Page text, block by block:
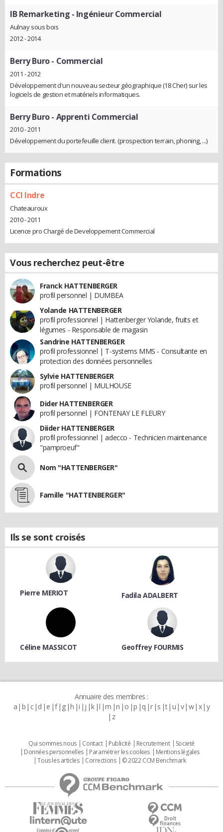
IB Remarketing - Ingénieur Commercial
Aulnay sous bois
2012 - 2014
Berry Buro- Commercial
2011 - 2012
Développement d'un nouveau secteur géographique (18 Cher) sur les
logiciels de gestion et matériels informatiques.
Berry Buro- Apprenti Commercial
2010 - 2011
Développement du portefeuille client. (prospection terrain, phoning, ...)
Formations
CCI Indre
Chateauroux
2010 - 2011
Licence pro Chargé de Developpement Commercial
Vous recherchez peut-être
Franck HATTENBERGER
profil personnel | DUMBEA
Yolande HATTENBERGER
profil professionnel | Hattenberger Yolande, fruits et
légumes - Responsable de magasin
Sandrine HATTENBERGER
profil professionnel | T-systems MMS - Consultante en
protection des données personnelles
Sylvie HATTENBERGER
profil personnel | MULHOUSE
Dider HATTENBERGER
profil personnel | FONTENAY LE FLEURY
Diider HATTENBERGER
profil professionnel | adecco - Technicien maintenance
"pamproeuf"
Nom "HATTENBERGER"
Famille "HATTENBERGER"
Ils se sont croisés
Pierre MERIOT Fadila ADALBERT
Céline MASSICOT Geoffrey FOURMIS
Annuaire des membres :
a b c d e f g h i j k l m n o p q r s t u v w x y
z
Qui sommes nous Contact Publicité Recrutement
Societé
Données personnelles
Paramétrer les cookies
Mentions légales
Tous les articles
Corrections © 2022 CCM Benchmark